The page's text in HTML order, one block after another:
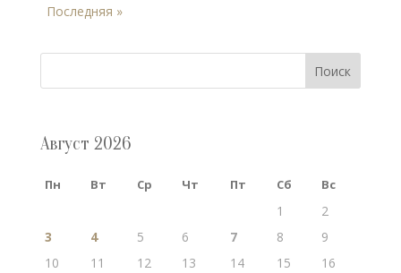
Последняя »
Поиск
Август 2026
Пн Вт Ср Чт Пт Сб Вс
1
2
3
4 5 6 7 8
9
10
11 12 13 14 15
16